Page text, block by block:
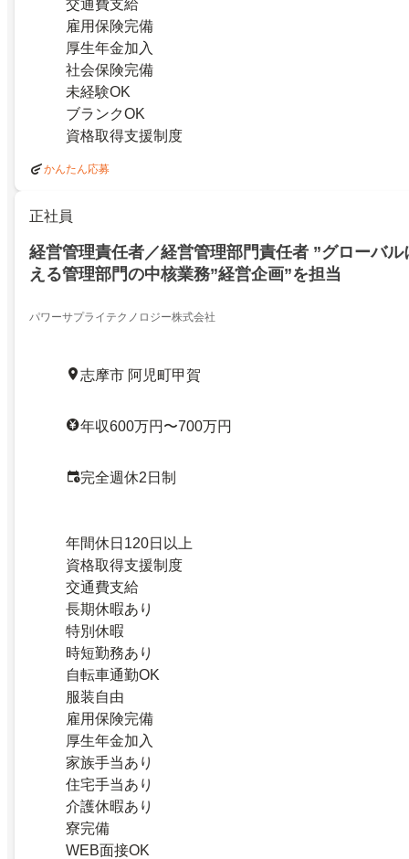
交通費支給
雇用保険完備
厚生年金加入
社会保険完備
未経験OK
ブランクOK
資格取得支援制度
かんたん応募
正社員
経営管理責任者／経営管理部門責任者 ”グローバ
える管理部門の中核業務”経営企画”を担当
パワーサプライテクノロジー株式会社
志摩市 阿児町甲賀
年収600万円〜700万円
完全週休2日制
年間休日120日以上
資格取得支援制度
交通費支給
長期休暇あり
特別休暇
時短勤務あり
自転車通勤OK
服装自由
雇用保険完備
厚生年金加入
家族手当あり
住宅手当あり
介護休暇あり
寮完備
WEB面接OK